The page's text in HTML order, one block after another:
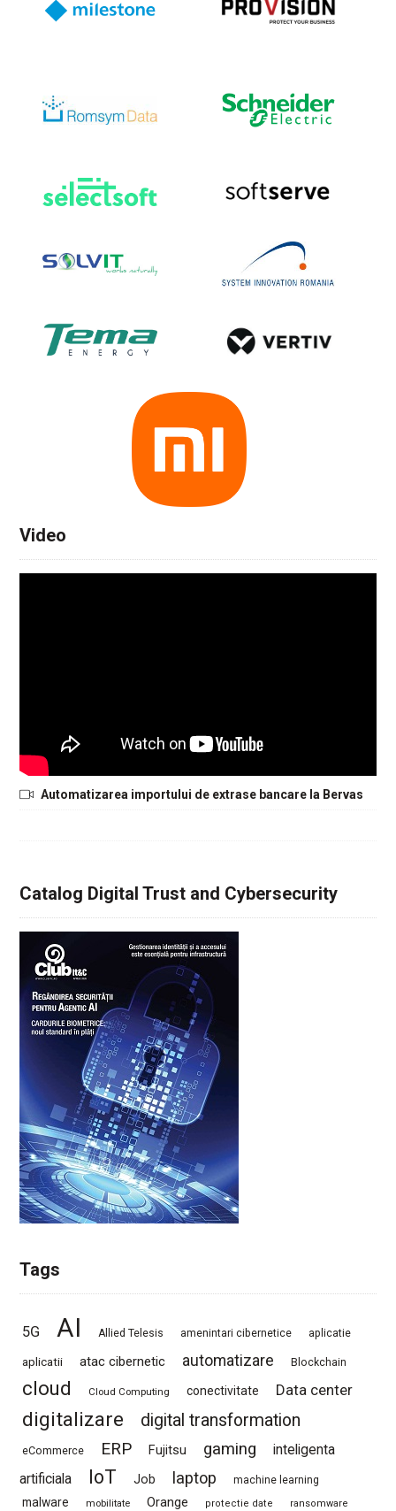
Video
Automatizarea importului de extrase bancare la Bervas
Catalog Digital Trust and Cybersecurity
Tags
5G AI Allied Telesis amenintari cibernetice aplicatie
aplicatii atac cibernetic automatizare Blockchain
cloud Cloud Computing conectivitate Data center
digitalizare digital transformation
eCommerce ERP Fujitsu gaming
inteligenta
artificiala
IoT Job laptop machine learning
malware mobilitate Orange protectie date ransomware